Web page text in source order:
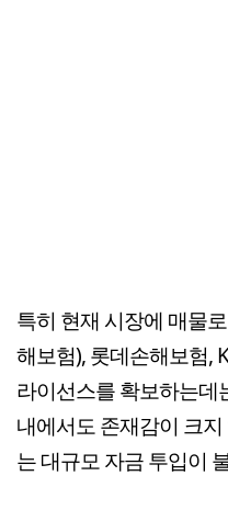
특히 현재 시장에 매물
해보험), 롯데손해보험,
라이선스를 확보하는데
내에서도 존재감이 크
는 대규모 자금 투입이